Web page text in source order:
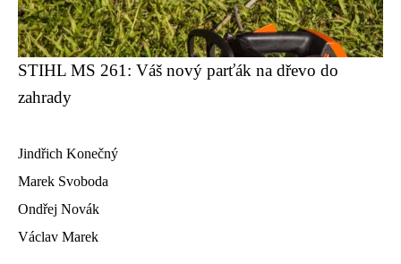
STIHL MS 261: Váš nový parťák na dřevo do
zahrady
Jindřich Konečný
Marek Svoboda
Ondřej Novák
Václav Marek